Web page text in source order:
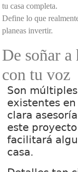
tu casa completa.
Define lo que
planeas invertir.
De soñar
con tu voz
Son
existentes
clara
este
facilitará
casa.